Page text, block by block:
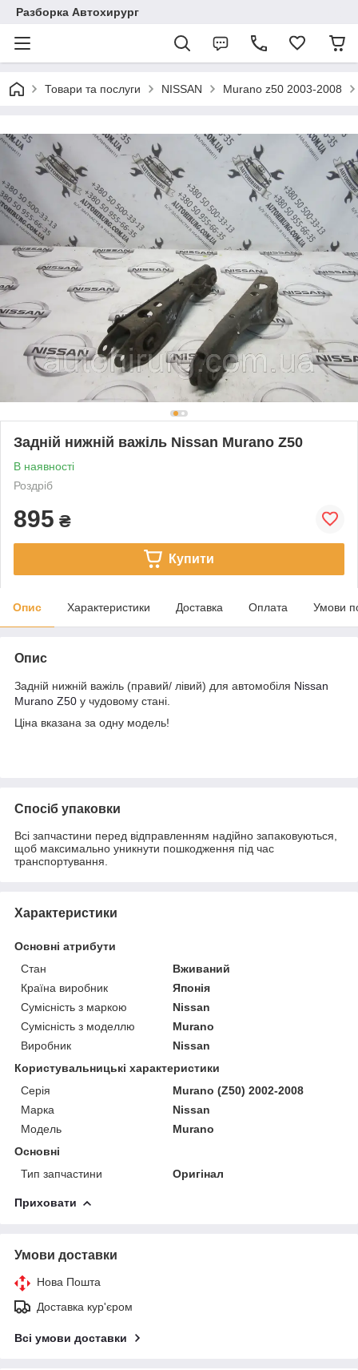
Разборка Автохирург
Товари та послуги NISSAN Murano z50 2003-2008
Задній нижній важіль Nissan Murano Z50
В наявності
Роздріб
895 ₴
Купити
Опис Характеристики Доставка Оплата Умови
Опис
Задній нижній важіль (правий/ лівий) для автомобіля Nissan
Murano Z50 у чудовому стані.
Ціна вказана за одну модель!
Спосіб упаковки
Всі запчастини перед відправленням надійно запаковуються,
щоб максимально уникнути пошкодження під час
транспортування.
Характеристики
Основні атрибути
Стан
Вживаний
Країна виробник
Японія
Сумісність з маркою
Nissan
Сумісність з моделлю
Murano
Виробник
Nissan
Користувальницькі характеристики
Серія
Murano (Z50) 2002-2008
Марка
Nissan
Модель
Murano
Основні
Тип запчастини
Оригінал
Приховати
Умови доставки
Нова Пошта
Доставка кур'єром
Всі умови доставки